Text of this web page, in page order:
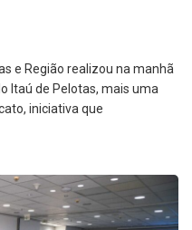
e Região realizou na manhã
Itaú de Pelotas, mais uma
iniciativa que